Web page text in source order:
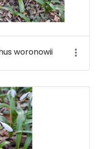
woronowii